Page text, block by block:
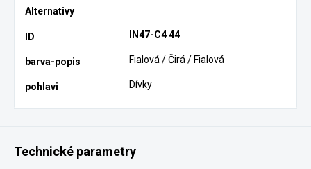
IN47-C4 44
Fialová / Čirá / Fialová
Dívky
Technické parametry